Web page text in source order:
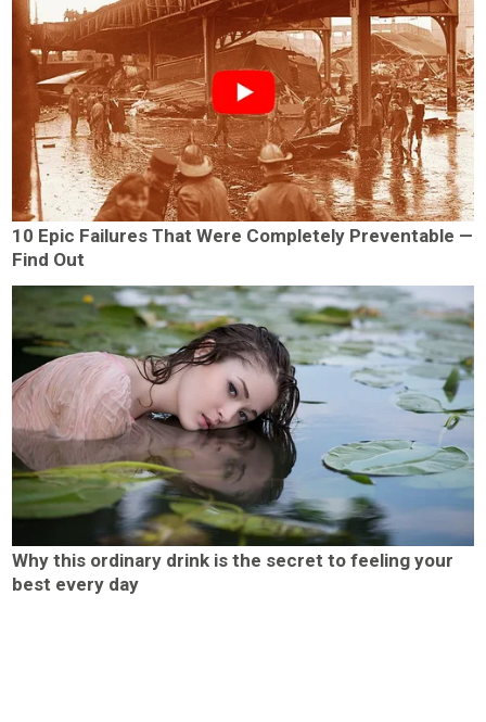
10 Epic Failures That Were Completely Preventable —
Find Out
Why this ordinary drink is the secret to feeling your
best every day